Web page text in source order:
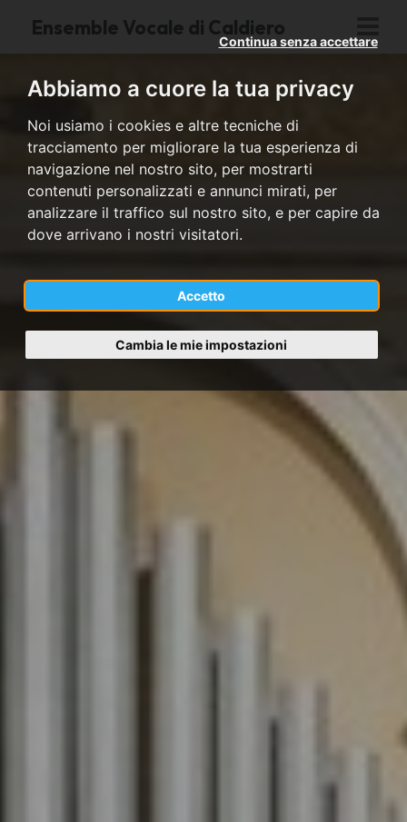
Abbiamo a cuore la tua privacy
Noi usiamo i cookies e altre tecniche di
tracciamento per migliorare la tua esperienza di
navigazione nel nostro sito, per mostrarti
contenuti personalizzati e annunci mirati, per
analizzare il traffico sul nostro sito, e per capire da
dove arrivano i nostri visitatori.
Accetto
Continua senza accettare
Cambia le mie impostazioni
Ensemble Vocale di Caldiero